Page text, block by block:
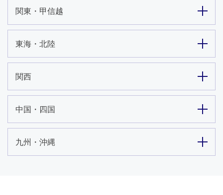
関東・甲信越
東海・北陸
関西
中国・四国
九州・沖縄